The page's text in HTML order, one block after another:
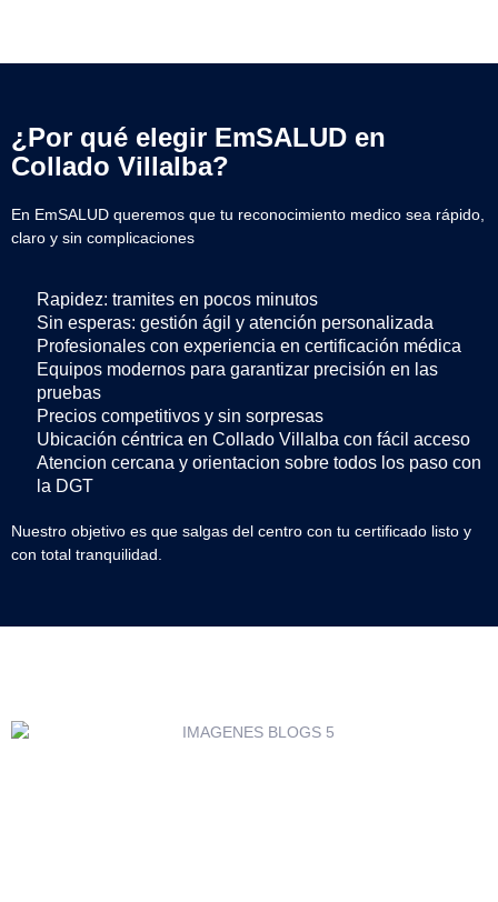
¿Por qué elegir EmSALUD en
Collado Villalba?
En EmSALUD queremos que tu reconocimiento medico sea rápido,
claro y sin complicaciones
Rapidez: tramites en pocos minutos
Sin esperas: gestión ágil y atención personalizada
Profesionales con experiencia en certificación médica
Equipos modernos para garantizar precisión en las
pruebas
Precios competitivos y sin sorpresas
Ubicación céntrica en Collado Villalba con fácil acceso
Atencion cercana y orientacion sobre todos los paso con
la DGT
Nuestro objetivo es que salgas del centro con tu certificado listo y
con total tranquilidad.